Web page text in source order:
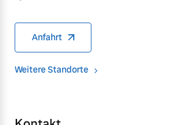
Anfahrt
Weitere Standorte